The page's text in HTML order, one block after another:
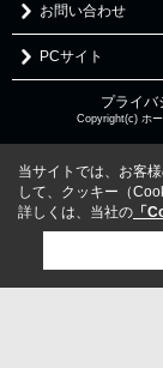
お問い合わせ
PCサイト
プライバ
Copyright(c) ホ
当サイトでは、お客
して、クッキー（
詳しくは、当社の 「